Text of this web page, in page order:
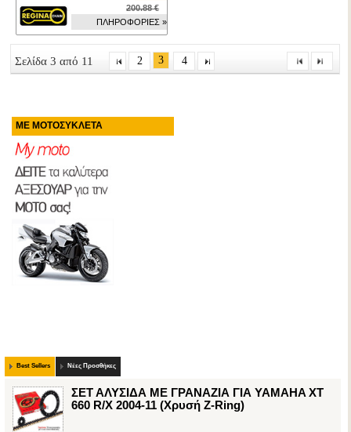
200.88 €
ΠΛΗΡΟΦΟΡΙΕΣ »
Σελίδα 3 από 11 2 3 4
ΜΕ ΜΟΤΟΣΥΚΛΕΤΑ
Best Sellers Νέες Προσθήκες
ΣΕΤ ΑΛΥΣΙΔΑ ΜΕ ΓΡΑΝΑΖΙΑ ΓΙΑ YAMAHA XT
660 R/X 2004-11 (Χρυσή Z-Ring)